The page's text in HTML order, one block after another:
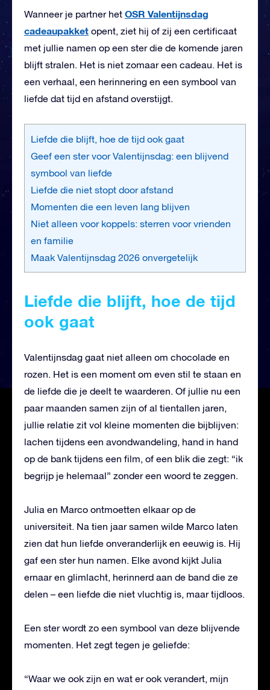
Wanneer je partner het OSR Valentijnsdag
cadeaupakket opent, ziet hij of zij een certificaat
met jullie namen op een ster die de komende jaren
blijft stralen. Het is niet zomaar een cadeau. Het is
een verhaal, een herinnering en een symbool van
liefde dat tijd en afstand overstijgt.
Liefde die blijft, hoe de tijd ook gaat
Geef een ster voor Valentijnsdag: een blijvend
symbool van liefde
Liefde die niet stopt door afstand
Momenten die een leven lang blijven
Niet alleen voor koppels: sterren voor vrienden
en familie
Maak Valentijnsdag 2026 onvergetelijk
Liefde die blijft, hoe de tijd
ook gaat
Valentijnsdag gaat niet alleen om chocolade en
rozen. Het is een moment om even stil te staan en
de liefde die je deelt te waarderen. Of jullie nu een
paar maanden samen zijn of al tientallen jaren,
jullie relatie zit vol kleine momenten die bijblijven:
lachen tijdens een avondwandeling, hand in hand
op de bank tijdens een film, of een blik die zegt: “ik
begrijp je helemaal” zonder een woord te zeggen.
Julia en Marco ontmoetten elkaar op de
universiteit. Na tien jaar samen wilde Marco laten
zien dat hun liefde onveranderlijk en eeuwig is. Hij
gaf een ster hun namen. Elke avond kijkt Julia
ernaar en glimlacht, herinnerd aan de band die ze
delen – een liefde die niet vluchtig is, maar tijdloos.
Een ster wordt zo een symbool van deze blijvende
momenten. Het zegt tegen je geliefde:
“Waar we ook zijn en wat er ook verandert, mijn